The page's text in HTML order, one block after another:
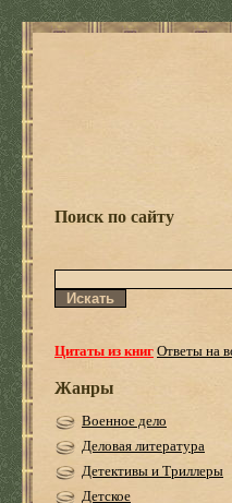
Поиск по сайту
Цитаты из книгОтветы на
Жанры
Военное дело
Деловая литература
Детективы и Триллеры
Детское